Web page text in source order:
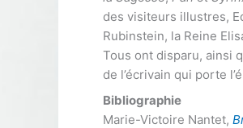
des visiteurs illustres,
Rubinstein, la Reine
Tous ont disparu, ainsi
de l’écrivain qui porte
Bibliographie
Marie-Victoire Nantet,